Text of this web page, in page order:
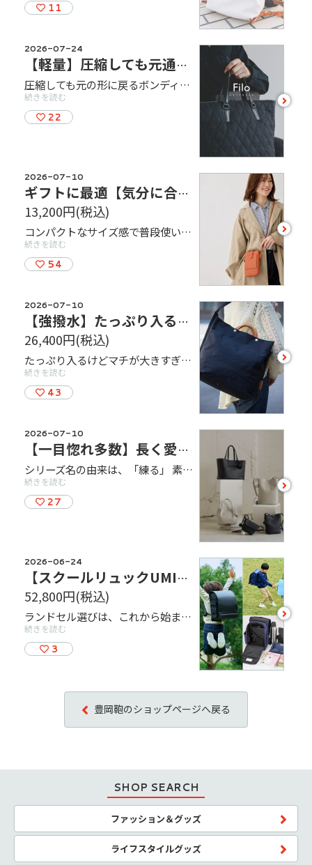
11
2026-07-24
【軽量】圧縮しても元通り！特殊生地採用の新感覚バッグ登場
圧縮しても元の形に戻るボンディング生地を採用した〈Filo〉シリーズ！ソフトな質感ながら自立するフォルムと高い機能性を両立。軽量で撥水性にも優れ、男女問わずデイリーに使える新感覚バッグです。ぜひ店頭でお確かめください！
続きを読む
22
see
more
2026-07-10
ギフトに最適【気分に合わせてカラーが選べる】ミニショルダーバッグ
13,200円(税込)
コンパクトなサイズ感で普段使いにピッタリのポシェット型ミニショルダーバッグ。今年流行のバッグ2個持ちにも大活躍！カラー展開は１０色で、コーディネートに合わせてカラーが選べるのが嬉しいポイントです♪肩ひもは調節可能なので好きな長さに結んで変える事も可能。コーディネートのアクセントとして、普段とは違うカラーリングに挑戦していただくのはいかがでしょうか？同シリーズのカードウォレットやコインケースと合わせてのコーディネートもオススメです！
続きを読む
54
see
more
2026-07-10
【強撥水】たっぷり入るのに軽量、シンプルな2way トート
26,400円(税込)
たっぷり入るけどマチが大きすぎないので、肩掛けでもおしゃれ。前後のマチを非対称にして、肩掛けベルトをアーチ形に設計することで内側に重心が傾きやすく、なで肩の方でも肩から落ちにくい工夫を施している。ショルダー部分を内側にたためば、手持ちバッグとしてコンパクトに使える。仕切りにもなっている着脱式ファスナーサブバッグ付。 Ａ４ファイル対応。内装にホックで取り外しのできるＢ５対応のクラッチバッグが付属します。このクラッチバッグは内装の仕切りにもなりますので、書類等内容物の仕分けに便利です。
続きを読む
43
see
more
2026-07-10
【一目惚れ多数】長く愛せる、静かに輝く大人の上質レザー
シリーズ名の由来は、「練る」 素材を選ぶ、形を整える、縫い上げる ── 全ての工程に丁寧な手間をかけ、静かに、じっくりと、時間をかけて仕立てたレザーシリーズ。しっとりとした質感のレザー、無理のないシルエット、そしてさりげない品のよさ。派手さではなく、静かな美しさで日常に寄り添います。
続きを読む
27
see
more
2026-06-24
【スクールリュックUMI】2027年ご入学モデル/ご注文承っております
52,800円(税込)
ランドセル選びは、これから始まる新しい毎日を思い描く、ご家族にとって大切な時間のひとつではないでしょうか。実際に背負ってみて、フィット感や色・デザインを確かめながら選ぶ時間も、きっと素敵な思い出になることと思います。 当店では、スクールリュックUMIを取り扱っております。 「たっぷり入る」「重くても楽に背負える」をコンセプトに、子どもたちの毎日の登下校をサポートする新しい発想のスクールリュックです。 ぜひ実物をご覧いただきながら、ご家族皆さまでゆっくりとお選びください。
続きを読む
3
see
more
豊岡鞄のショップページへ戻る
SHOP SEARCH
ファッション＆グッズ
ライフスタイルグッズ